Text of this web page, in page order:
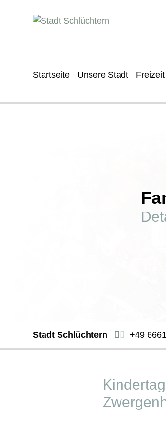
Startseite Unsere Stadt
Stadt Schlüchtern +49